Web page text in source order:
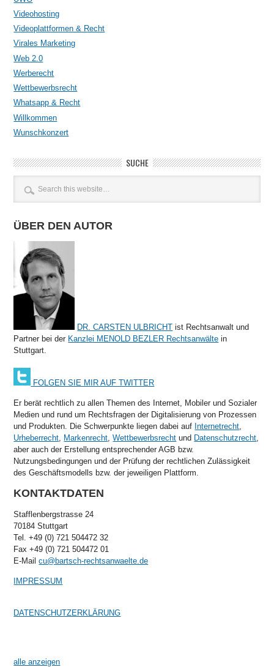
Videohosting
Videoplattformen & Recht
Virales Marketing
Web 2.0
Werberecht
Wettbewerbsrecht
Whatsapp & Recht
Willkommen
Wunschkonzert
SUCHE
ÜBER DEN AUTOR
DR. CARSTEN ULBRICHT ist Rechtsanwalt und
Partner bei der Kanzlei MENOLD BEZLER Rechtsanwälte in
Stuttgart.
FOLGEN SIE MIR AUF TWITTER
Er berät rechtlich zu allen Themen des Internet, Mobiler und Sozialer
Medien und rund um Rechtsfragen der Digitalisierung von Prozessen
und Produkten. Die Schwerpunkte liegen dabei auf Internetrecht
Urheberrecht
Markenrecht ,Wettbewerbsrecht und Datenschutzrecht
aber auch der Erstellung entsprechender AGB bzw.
Nutzungsbedingungen und der Prüfung der rechtlichen Zulässigkeit
des Geschäftsmodells bzw. der jeweiligen Plattform.
KONTAKTDATEN
Stafflenbergstrasse 24
70184 Stuttgart
Tel. +49 (0) 721 504472 32
Fax +49 (0) 721 504472 01
E-Mailcu@bartsch-rechtsanwaelte.de
IMPRESSUM
DATENSCHUTZERKLÄRUNG
alle anzeigen